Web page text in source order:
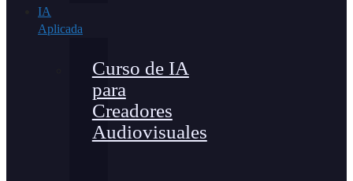
IA
Aplicada
Curso de IA
para
Creadores
Audiovisuales